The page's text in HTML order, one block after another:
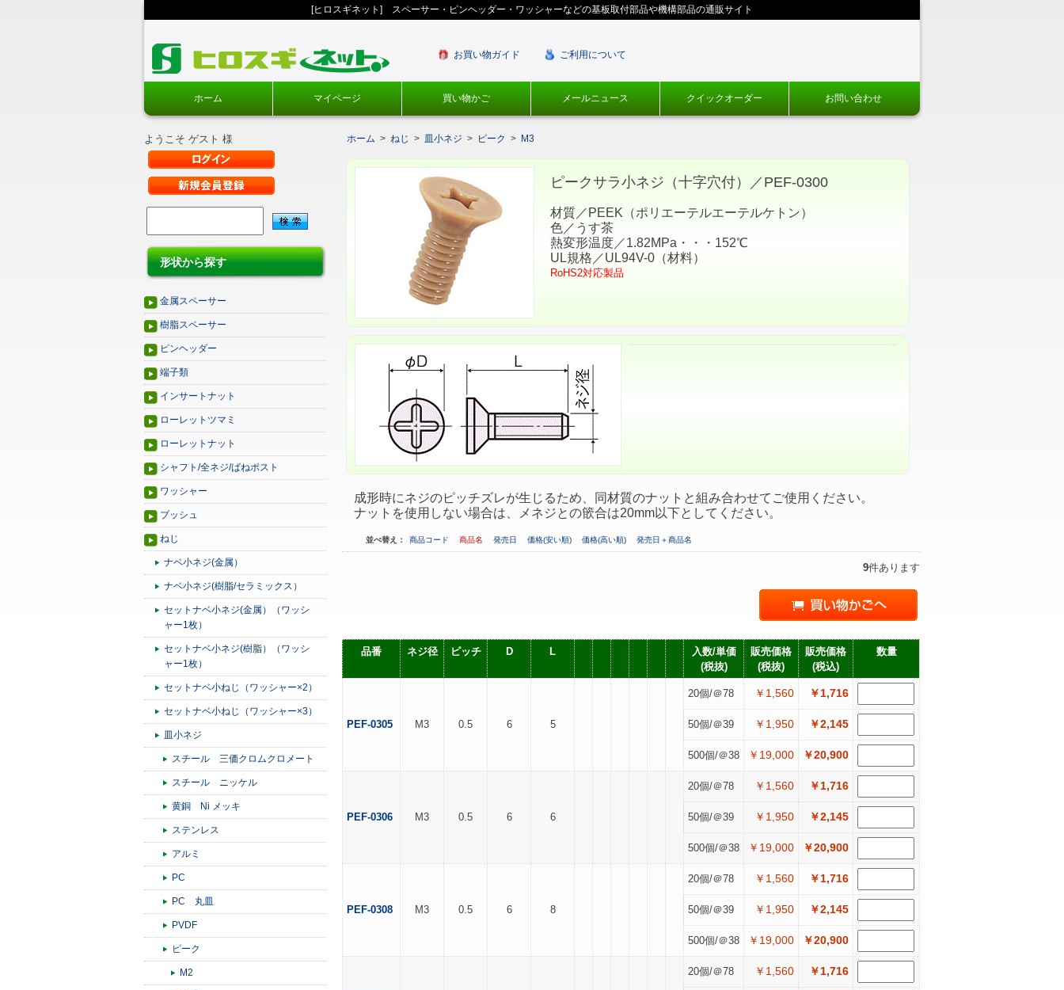
[ヒロスギネット] スペーサー・ピンヘッダー・ワッシャーなどの基板取付部品や機構部品の通販サイト
お買い物ガイド ご利用について
ホーム マイページ 買い物かご メールニュース クイックオーダー お問い合わせ
ようこそ ゲスト 様
形状から探す
金属スペーサー
樹脂スペーサー
ピンヘッダー
端子類
インサートナット
ローレットツマミ
ローレットナット
シャフト/全ネジ/ばねポスト
ワッシャー
ブッシュ
ねじ
ナベ小ネジ(金属）
ナベ小ネジ(樹脂/セラミックス）
セットナベ小ネジ(金属）（ワッシ
ャー1枚）
セットナベ小ネジ(樹脂）（ワッシ
ャー1枚）
セットナベ小ねじ（ワッシャー×2）
セットナベ小ねじ（ワッシャー×3）
皿小ネジ
スチール 三価クロムクロメート
スチール ニッケル
黄銅 Ni メッキ
ステンレス
アルミ
PC
PC 丸皿
PVDF
ピーク
M2
ホーム > ねじ > 皿小ネジ > ピーク > M3
ピークサラ小ネジ（十字穴付）／PEF-0300
材質／PEEK（ポリエーテルエーテルケトン）
色／うす茶
熱変形温度／1.82MPa・・・152℃
UL規格／UL94V-0（材料）
RoHS2対応製品
成形時にネジのピッチズレが生じるため、同材質のナットと組み合わせてご使用ください。
ナットを使用しない場合は、メネジとの篏合は20mm以下としてください。
並べ替え： 商品コード 商品名 発売日 価格(安い順) 価格(高い順) 発売日＋商品名
9件あります
品番 ネジ径 ピッチ D L
入数/単価
(税抜)
販売価格
(税抜)
販売価格
(税込)
数量
PEF-0305 M3 0.5 6 5
20個/＠78 ￥1,560 ￥1,716
50個/＠39 ￥1,950 ￥2,145
500個/＠38 ￥19,000 ￥20,900
PEF-0306 M3 0.5 6 6
20個/＠78 ￥1,560 ￥1,716
50個/＠39 ￥1,950 ￥2,145
500個/＠38 ￥19,000 ￥20,900
PEF-0308 M3 0.5 6 8
20個/＠78 ￥1,560 ￥1,716
50個/＠39 ￥1,950 ￥2,145
500個/＠38 ￥19,000 ￥20,900
20個/＠78 ￥1,560 ￥1,716